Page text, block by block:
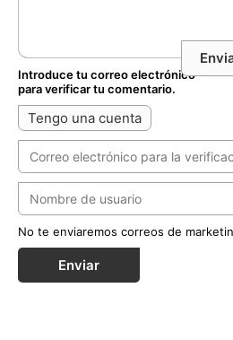
Introduce tu correo electrónico
para verificar tu comentario.
Tengo una cuenta
No te enviaremos correos de
Enviar